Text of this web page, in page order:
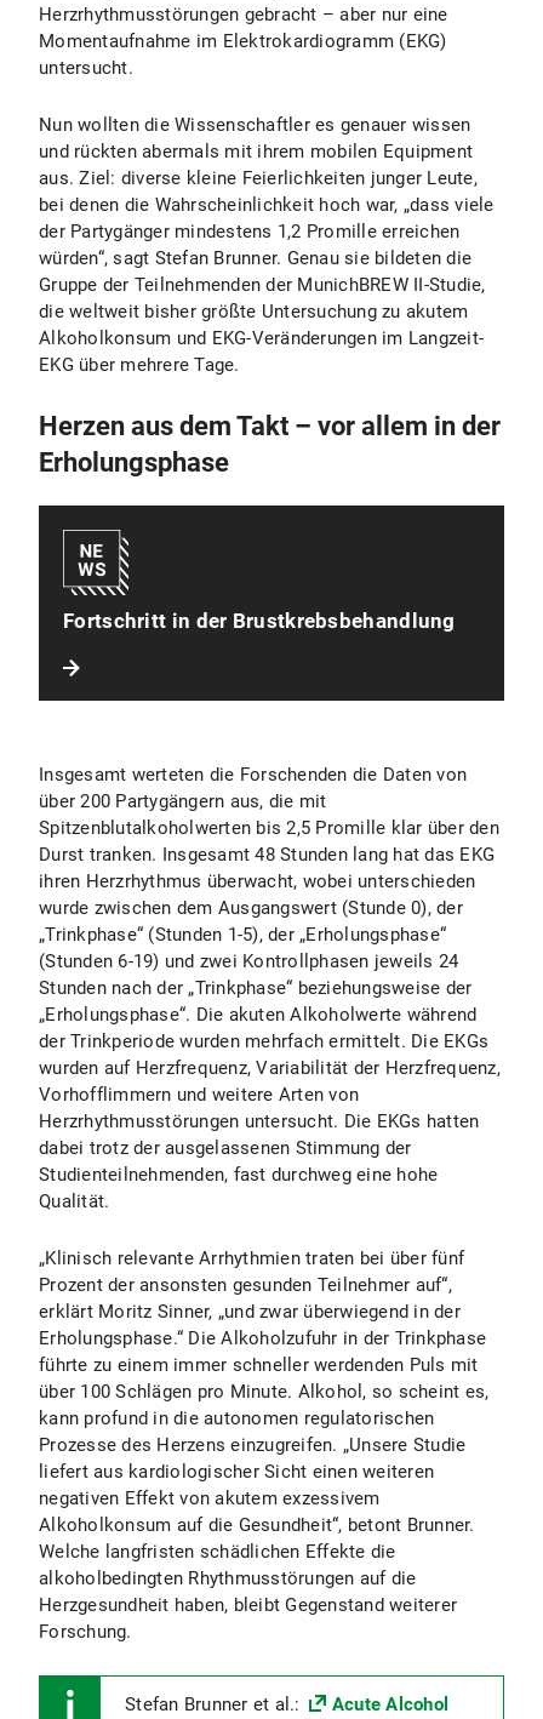
Herzrhythmusstörungen gebracht – aber nur eine
Momentaufnahme im Elektrokardiogramm (EKG)
untersucht.
Nun wollten die Wissenschaftler es genauer wissen
und rückten abermals mit ihrem mobilen Equipment
aus. Ziel: diverse kleine Feierlichkeiten junger Leute,
bei denen die Wahrscheinlichkeit hoch war, „dass viele
der Partygänger mindestens 1,2 Promille erreichen
würden“, sagt Stefan Brunner. Genau sie bildeten die
Gruppe der Teilnehmenden der MunichBREW II-Studie,
die weltweit bisher größte Untersuchung zu akutem
Alkoholkonsum und EKG-Veränderungen im Langzeit-
EKG über mehrere Tage.
Herzen aus dem Takt – vor allem in der
Erholungsphase
Fortschritt in der Brustkrebsbehandlung
Insgesamt werteten die Forschenden die Daten von
über 200 Partygängern aus, die mit
Spitzenblutalkoholwerten bis 2,5 Promille klar über den
Durst tranken. Insgesamt 48 Stunden lang hat das EKG
ihren Herzrhythmus überwacht, wobei unterschieden
wurde zwischen dem Ausgangswert (Stunde 0), der
„Trinkphase“ (Stunden 1-5), der „Erholungsphase“
(Stunden 6-19) und zwei Kontrollphasen jeweils 24
Stunden nach der „Trinkphase“ beziehungsweise der
„Erholungsphase“. Die akuten Alkoholwerte während
der Trinkperiode wurden mehrfach ermittelt. Die EKGs
wurden auf Herzfrequenz, Variabilität der Herzfrequenz,
Vorhofflimmern und weitere Arten von
Herzrhythmusstörungen untersucht. Die EKGs hatten
dabei trotz der ausgelassenen Stimmung der
Studienteilnehmenden, fast durchweg eine hohe
Qualität.
„Klinisch relevante Arrhythmien traten bei über fünf
Prozent der ansonsten gesunden Teilnehmer auf“,
erklärt Moritz Sinner, „und zwar überwiegend in der
Erholungsphase.“ Die Alkoholzufuhr in der Trinkphase
führte zu einem immer schneller werdenden Puls mit
über 100 Schlägen pro Minute. Alkohol, so scheint es,
kann profund in die autonomen regulatorischen
Prozesse des Herzens einzugreifen. „Unsere Studie
liefert aus kardiologischer Sicht einen weiteren
negativen Effekt von akutem exzessivem
Alkoholkonsum auf die Gesundheit“, betont Brunner.
Welche langfristen schädlichen Effekte die
alkoholbedingten Rhythmusstörungen auf die
Herzgesundheit haben, bleibt Gegenstand weiterer
Forschung.
Stefan Brunner et al.:
Acute Alcohol